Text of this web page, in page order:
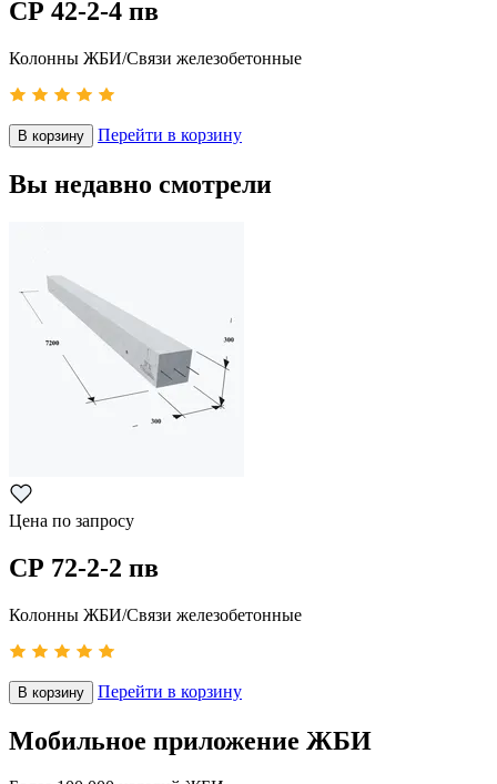
СР 42-2-4 пв
Колонны ЖБИ/Связи железобетонные
В корзину Перейти в корзину
Вы недавно смотрели
Цена по запросу
СР 72-2-2 пв
Колонны ЖБИ/Связи железобетонные
В корзину Перейти в корзину
Мобильное приложение ЖБИ